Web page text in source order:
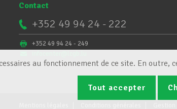
Contact
+352 49 94 24 - 222
+352 49 94 24 - 249
au fonctionnement de ce site. En
Tout accepter